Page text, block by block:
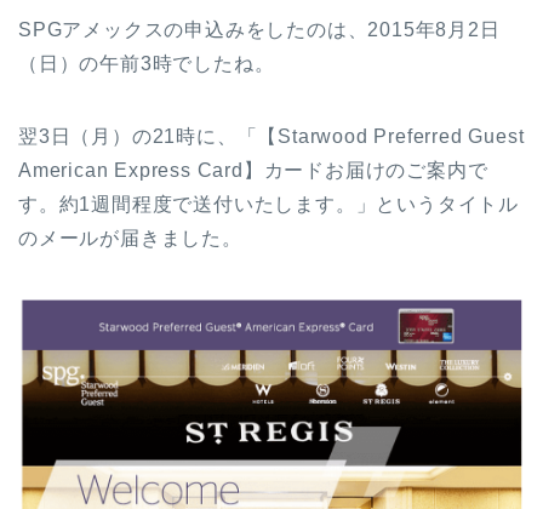
SPGアメックスの申込みをしたのは、2015年8月2日
（日）の午前3時でしたね。
翌3日（月）の21時に、「【Starwood Preferred Guest
American Express Card】カードお届けのご案内で
す。約1​週間程度で送付いたします。」というタイトル
のメールが届きました。